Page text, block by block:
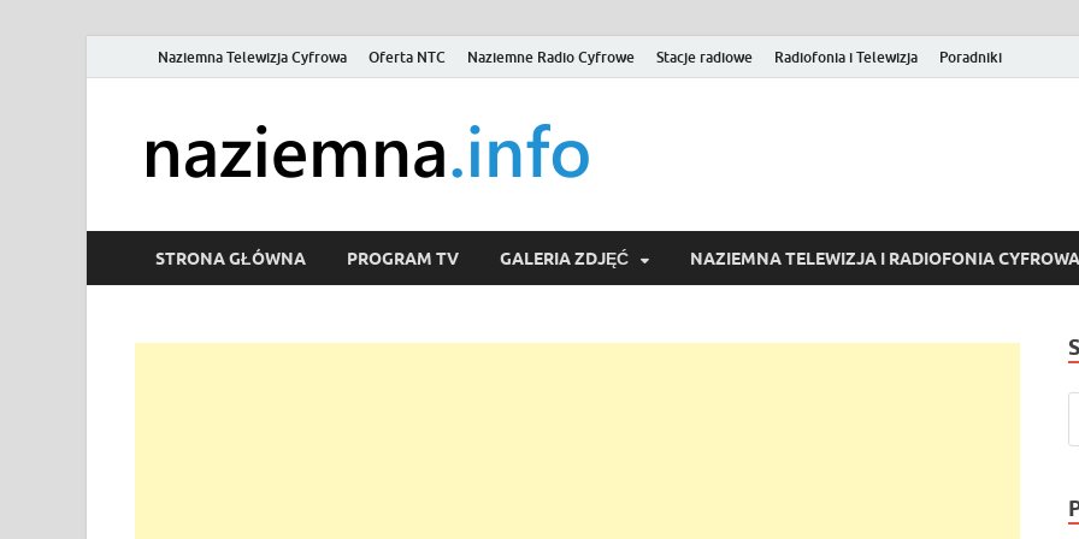
Naziemna Telewizja Cyfrowa Oferta NTC Naziemne Radio Cyfrowe Stacje radiowe Radiofonia i Telewizja Poradniki
Wideo online, VOD
STRONA GŁÓWNA PROGRAM TV GALERIA ZDJĘĆ NAZIEMNA TELEWIZJA I RADIOFONIA CYFROWA